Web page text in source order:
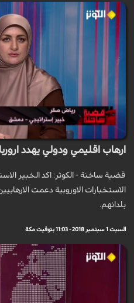
ارهاب اقليمي ودولي يهدد
قضية ساخنة - الكوثر: اكد الخبير
الاستخبارات الاوروبية دعمت
بلدانهم.
السبت 1 سبتمبر 2018 - 11:03 بتوقيت مكة